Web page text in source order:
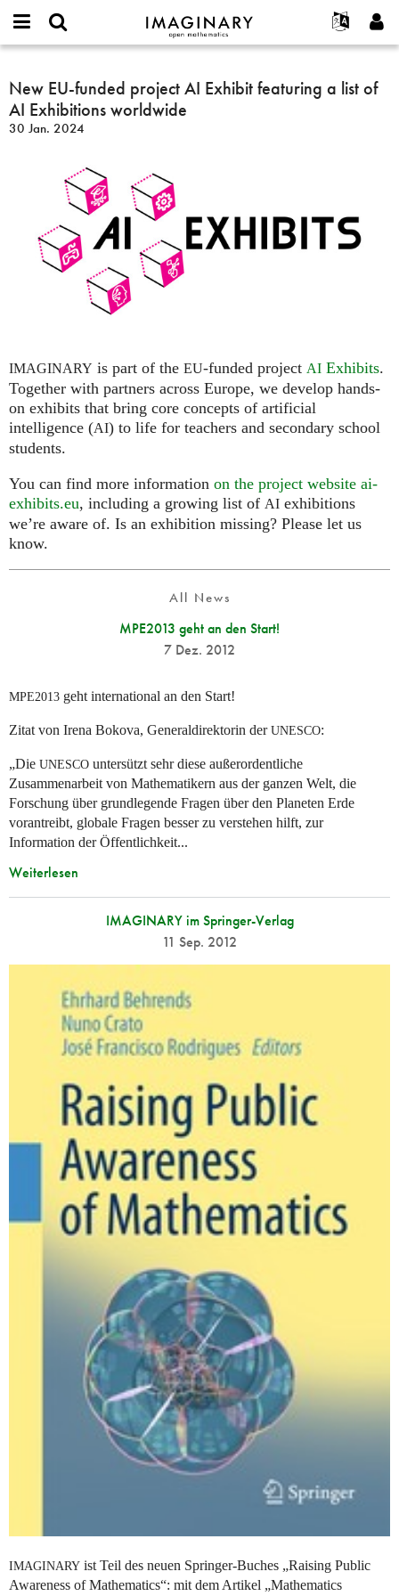
IMAGINARY
open
Français
Deutsch
Programme
Galerien
Ausstellungen
Mehr...
Projekte
Mitmachen
or
username
*
Passwort
*
Neues Benutzerkonto erstellen
Neues Passwort anfordern
Suche
New
EU-
funded
project
Exhibit
featuring
Exhibitions
worldwide
New EU-funded project AI Exhibit featuring a list of
AI Exhibitions worldwide
30 Jan. 2024
IMAGINARY is part of the EU-funded project AI Exhibits.
Together with partners across Europe, we develop hands-
on exhibits that bring core concepts of artificial
intelligence (AI) to life for teachers and secondary school
students.
You can find more information on the project website ai-
exhibits.eu, including a growing list of AI exhibitions
we’re aware of. Is an exhibition missing? Please let us
know.
All News
MPE2013 geht an den Start!
7 Dez. 2012
MPE2013 geht international an den Start!
Zitat von Irena Bokova, Generaldirektorin derUNESCO:
„Die UNESCO untersützt sehr diese außerordentliche
Zusammenarbeit von Mathematikern aus der ganzen Welt, die
Forschung über grundlegende Fragen über den Planeten Erde
vorantreibt, globale Fragen besser zu verstehen hilft, zur
Information der Öffentlichkeit...
Weiterlesen
IMAGINARY im Springer-Verlag
11 Sep. 2012
IMAGINARY ist Teil des neuen Springer-Buches „Raising Public
Awareness of Mathematics“: mit dem Artikel „Mathematics